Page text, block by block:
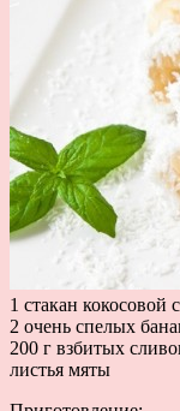
1 стакан кокосовой
2 очень спелых
200 г взбитых
листья мяты